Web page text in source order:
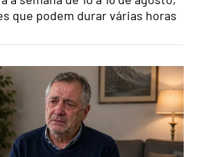
que podem durar várias horas